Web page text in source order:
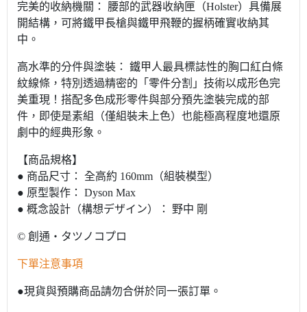
完美的收納機關： 腰部的武器收納匣（Holster）具備展
開結構，可將鐵甲長槍與鐵甲飛鞭的握柄確實收納其
中。
高水準的分件與塗裝： 鐵甲人最具標誌性的胸口紅白條
紋線條，特別透過精密的「零件分割」技術以成形色完
美重現！搭配多色成形零件與部分預先塗裝完成的部
件，即使是素組（僅組裝未上色）也能極高程度地還原
劇中的經典形象。
【商品規格】
● 商品尺寸： 全高約 160mm（組裝模型）
● 原型製作： Dyson Max
● 概念設計（構想デザイン）： 野中 剛
© 創通・タツノコプロ
下單注意事項
●現貨與預購商品請勿合併於同一張訂單。